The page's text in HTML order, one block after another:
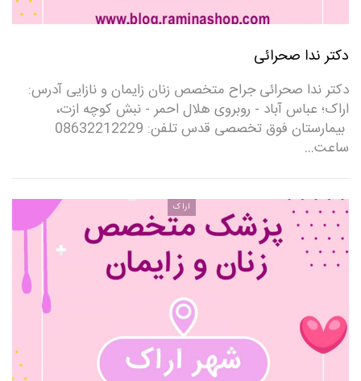
دکتر ندا صحرائی
دکتر ندا صحرائی جراح متخصص زنان زایمان و نازایی آدرس:
اراک؛ عباس آباد - روبروی هلال احمر - نبش کوچه ازت،
بیمارستان فوق تخصصی قدس تلفن: 08632212229
ساعت…
اراک